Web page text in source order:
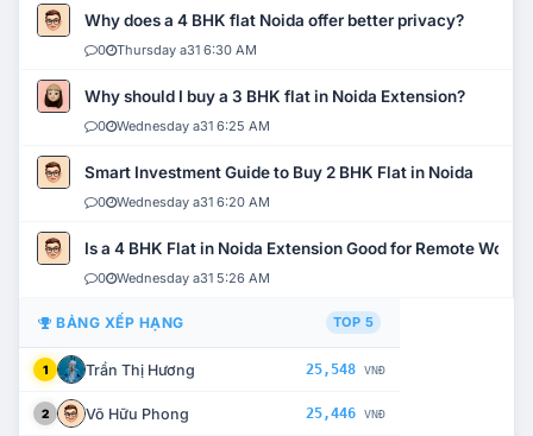
Why does a 4 BHK flat Noida offer better privacy?
0 Thursday a31 6:30 AM
Why should I buy a 3 BHK flat in Noida Extension?
0 Wednesday a31 6:25 AM
Smart Investment Guide to Buy 2 BHK Flat in Noida
0 Wednesday a31 6:20 AM
Is a 4 BHK Flat in Noida Extension Good for Remote Work?
0 Wednesday a31 5:26 AM
BẢNG XẾP HẠNG TOP 5
1 Trần Thị Hương 25,548 VNĐ
2 Võ Hữu Phong 25,446 VNĐ